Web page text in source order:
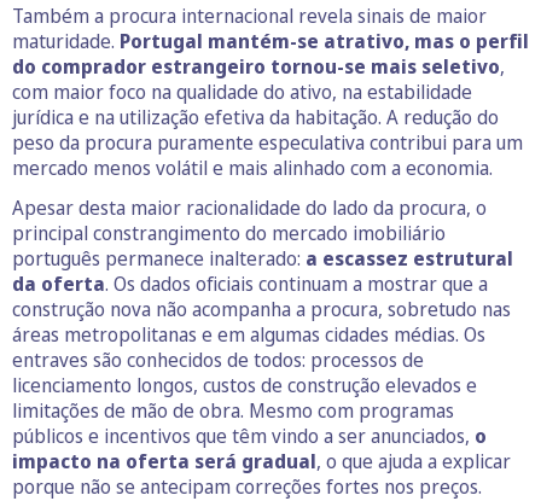
Também a procura internacional revela sinais de maior
maturidade. Portugal mantém-se atrativo, mas o perfil
do comprador estrangeiro tornou-se mais seletivo,
com maior foco na qualidade do ativo, na estabilidade
jurídica e na utilização efetiva da habitação. A redução do
peso da procura puramente especulativa contribui para um
mercado menos volátil e mais alinhado com a economia.
Apesar desta maior racionalidade do lado da procura, o
principal constrangimento do mercado imobiliário
português permanece inalterado: a escassez estrutural
da oferta. Os dados oficiais continuam a mostrar que a
construção nova não acompanha a procura, sobretudo nas
áreas metropolitanas e em algumas cidades médias. Os
entraves são conhecidos de todos: processos de
licenciamento longos, custos de construção elevados e
limitações de mão de obra. Mesmo com programas
públicos e incentivos que têm vindo a ser anunciados, o
impacto na oferta será gradual, o que ajuda a explicar
porque não se antecipam correções fortes nos preços.